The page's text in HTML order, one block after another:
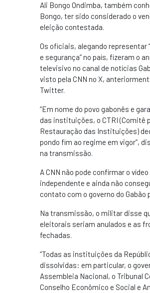
Ali Bongo Ondimba, também
Bongo, ter sido considerado o
eleição contestada.
Os oficiais, alegando representar
e segurança” no país, fizeram o
televisivo no canal de notícias
visto pela CNN no X,
Twitter.
“Em nome do povo gabonês e
das instituições, o CTRI (Comitê
Restauração das Instituições)
pondo fim ao regime em vigor”,
na transmissão.
A CNN não pode confirmar o
independente e ainda não
contato com o governo do Gabão
Na transmissão, o militar disse
eleitorais seriam anulados e as
fechadas.
“Todas as instituições da
dissolvidas: em particular, o
Assembleia Nacional, o Tribunal
Conselho Econômico e Social e